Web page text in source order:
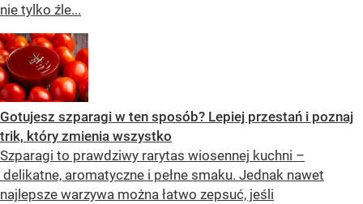
nie tylko źle...
Gotujesz szparagi w ten sposób? Lepiej przestań i poznaj
trik, który zmienia wszystko
Szparagi to prawdziwy rarytas wiosennej kuchni –
delikatne, aromatyczne i pełne smaku. Jednak nawet
najlepsze warzywa można łatwo zepsuć, jeśli